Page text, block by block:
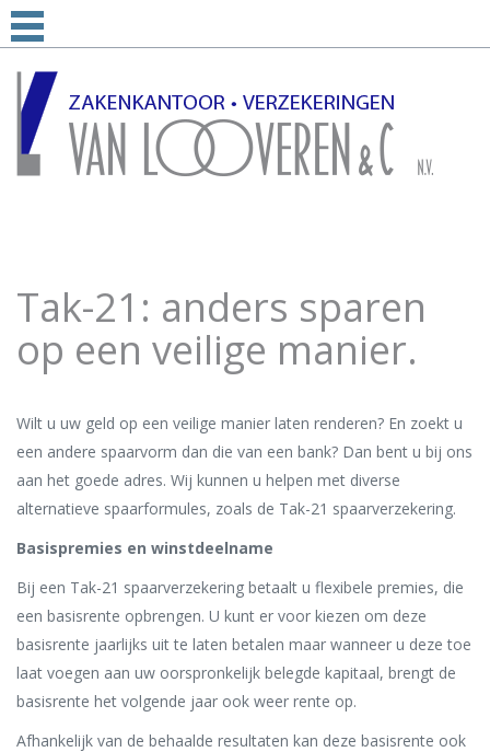
Tak-21: anders sparen
op een veilige manier.
Wilt u uw geld op een veilige manier laten renderen? En zoekt u
een andere spaarvorm dan die van een bank? Dan bent u bij ons
aan het goede adres. Wij kunnen u helpen met diverse
alternatieve spaarformules, zoals de Tak-21 spaarverzekering.
Basispremies en winstdeelname
Bij een Tak-21 spaarverzekering betaalt u flexibele premies, die
een basisrente opbrengen. U kunt er voor kiezen om deze
basisrente jaarlijks uit te laten betalen maar wanneer u deze toe
laat voegen aan uw oorspronkelijk belegde kapitaal, brengt de
basisrente het volgende jaar ook weer rente op.
Afhankelijk van de behaalde resultaten kan deze basisrente ook